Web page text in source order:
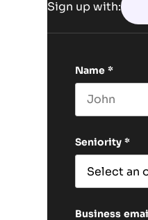
Sign up with:
Name *
Seniority *
Business